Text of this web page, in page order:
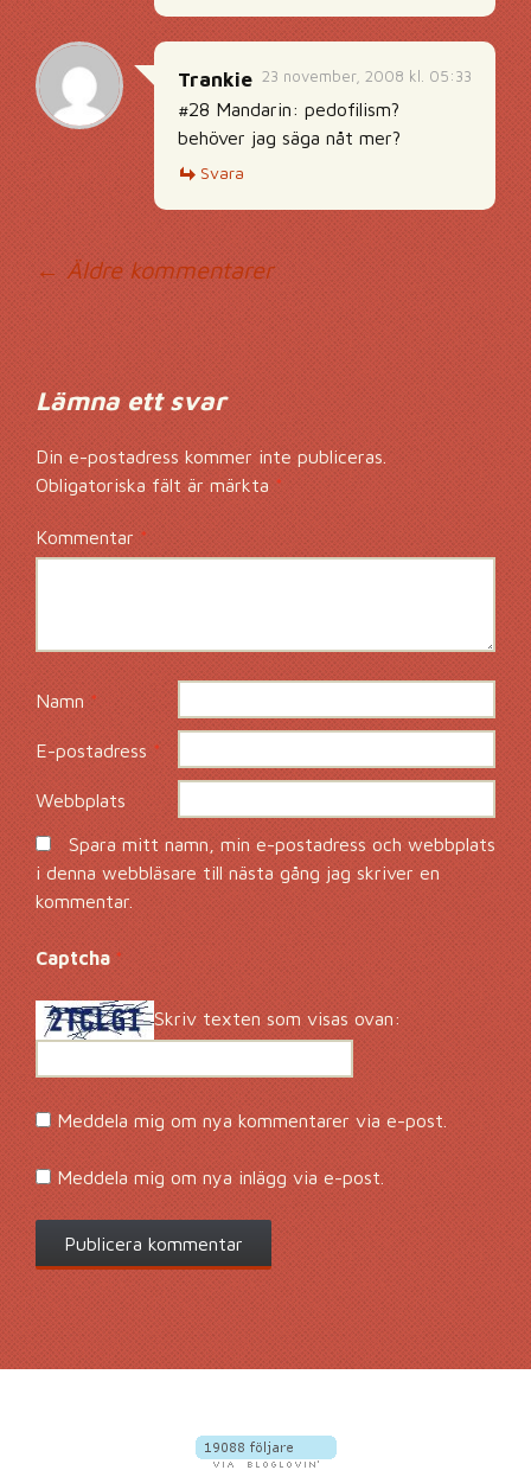
23 november, 2008 kl. 05:33
Trankie
#28 Mandarin: pedofilism?
behöver jag säga nåt mer?
Svara
← Äldre kommentarer
Lämna ett svar
Din e-postadress kommer inte publiceras.
Obligatoriska fält är märkta *
Kommentar*
Namn*
E-postadress*
Webbplats
Spara mitt namn, min e-postadress och webbplats
i denna webbläsare till nästa gång jag skriver en
kommentar.
Captcha *
Skriv texten som visas ovan:
Meddela mig om nya kommentarer via e-post.
Meddela mig om nya inlägg via e-post.